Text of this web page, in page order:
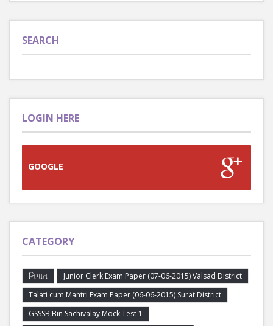
SEARCH
LOGIN HERE
GOOGLE
CATEGORY
નિપાત
Junior Clerk Exam Paper (07-06-2015) Valsad District
Talati cum Mantri Exam Paper (06-06-2015) Surat District
GSSSB Bin Sachivalay Mock Test 1